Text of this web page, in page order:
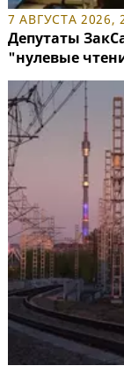
7 АВГУСТА 2026,
Депутаты
"нулевые